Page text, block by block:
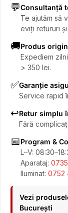
💬Consultanță
Te ajutăm să
eviți retururi
🚚Produs
Expediem
> 350 lei.
✅Garanție
Service rapid
↩️Retur simplu
Fără
📅Program &
L–V:
Aparataj:
Iluminat: 0752
Vezi
București